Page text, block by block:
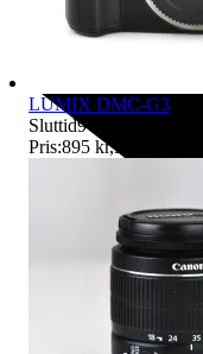
LUMIX DMC-G3
Sluttid9 aug 11:03
Pris:895 kr,Eller Köp nu